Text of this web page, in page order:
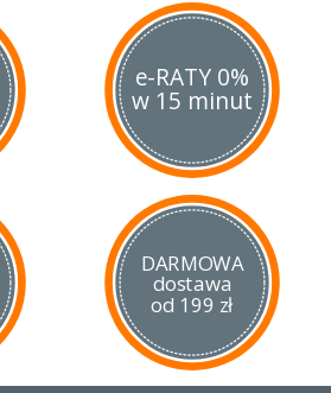
e-RATY 0%
w 15 minut
DARMOWA
dostawa
od 199 zł